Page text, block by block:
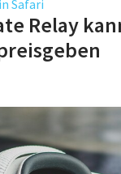
Safari
Relay